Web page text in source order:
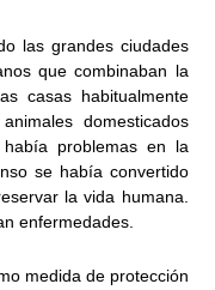
las grandes ciudades
que combinaban la
casas habitualmente
domesticados
problemas en la
se había convertido
la vida humana.
enfermedades.
medida de protección